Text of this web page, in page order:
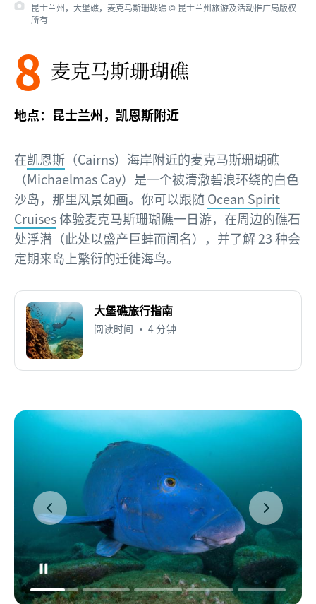
昆士兰州，大堡礁，麦克马斯珊瑚礁 © 昆士兰州旅游及活动推广局版权
所有
8 麦克马斯珊瑚礁
地点：昆士兰州，凯恩斯附近
在凯恩斯 （Cairns）海岸附近的麦克马斯珊瑚礁
（Michaelmas Cay）是一个被清澈碧浪环绕的白色
沙岛，那里风景如画。你可以跟随 Ocean Spirit
Cruises体验麦克马斯珊瑚礁一日游，在周边的礁石
处浮潜（此处以盛产巨蚌而闻名），并了解 23 种会
定期来岛上繁衍的迁徙海鸟。
大堡礁旅行指南
阅读时间 • 4 分钟